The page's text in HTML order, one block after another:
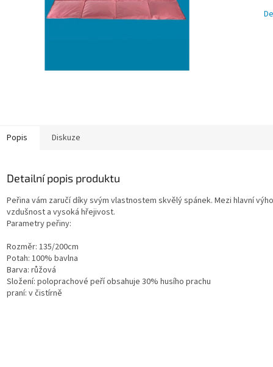
Popis Diskuze
Detailní popis produktu
Peřina vám zaručí díky svým vlastnostem skvělý spánek. Mezi hlavní
vzdušnost a vysoká hřejivost.
Parametry peřiny:
Rozměr: 135/200cm
Potah: 100% bavlna
Barva: růžová
Složení: poloprachové peří obsahuje 30% husího prachu
praní: v čistírně